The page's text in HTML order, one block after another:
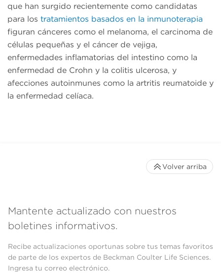
que han surgido recientemente como candidatas
para los tratamientos basados en la inmunoterapia
figuran cánceres como el melanoma, el carcinoma de
células pequeñas y el cáncer de vejiga,
enfermedades inflamatorias del intestino como la
enfermedad de Crohn y la colitis ulcerosa, y
afecciones autoinmunes como la artritis reumatoide y
la enfermedad celíaca.
Mantente actualizado con nuestros
boletines informativos.
Recibe actualizaciones oportunas sobre tus temas favoritos
de parte de los expertos de Beckman Coulter Life Sciences.
Ingresa tu correo electrónico.
Volver arriba